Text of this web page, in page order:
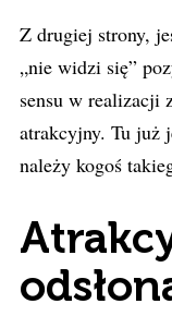
Z drugiej strony,
„nie widzi się”
sensu w realizacji
atrakcyjny. Tu już
należy kogoś